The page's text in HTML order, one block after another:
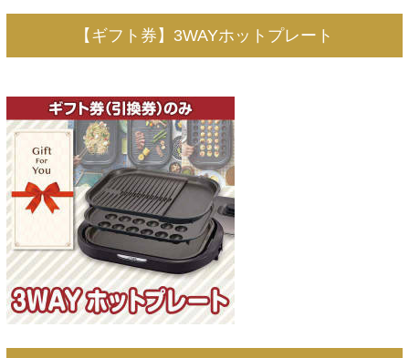
【ギフト券】3WAYホットプレート